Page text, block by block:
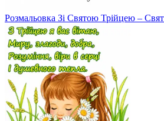
Розмальовка Зі Святою Трійцею –